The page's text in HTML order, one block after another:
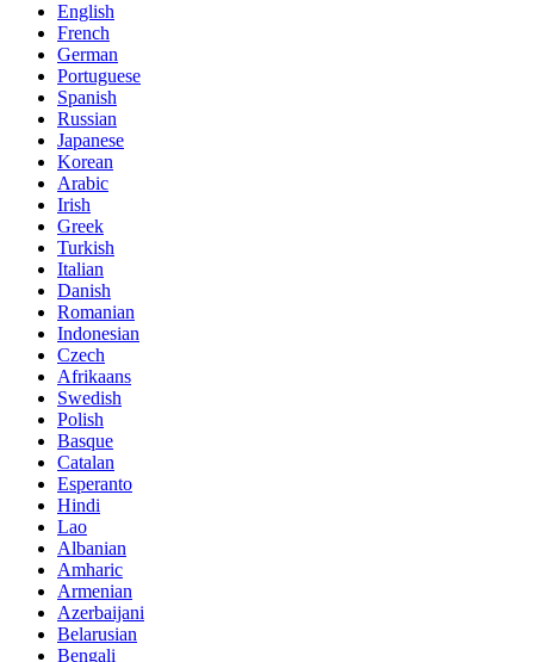
English
French
German
Portuguese
Spanish
Russian
Japanese
Korean
Arabic
Irish
Greek
Turkish
Italian
Danish
Romanian
Indonesian
Czech
Afrikaans
Swedish
Polish
Basque
Catalan
Esperanto
Hindi
Lao
Albanian
Amharic
Armenian
Azerbaijani
Belarusian
Bengali